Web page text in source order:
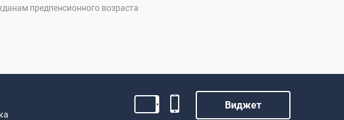
предпенсионного возраста
Виджет